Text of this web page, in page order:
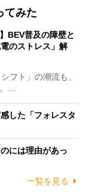
てみた
BEV普及の障壁と
のストレス」解
フト」の潮流も、
。…
した「フォレスタ
には理由があっ
一覧を見る